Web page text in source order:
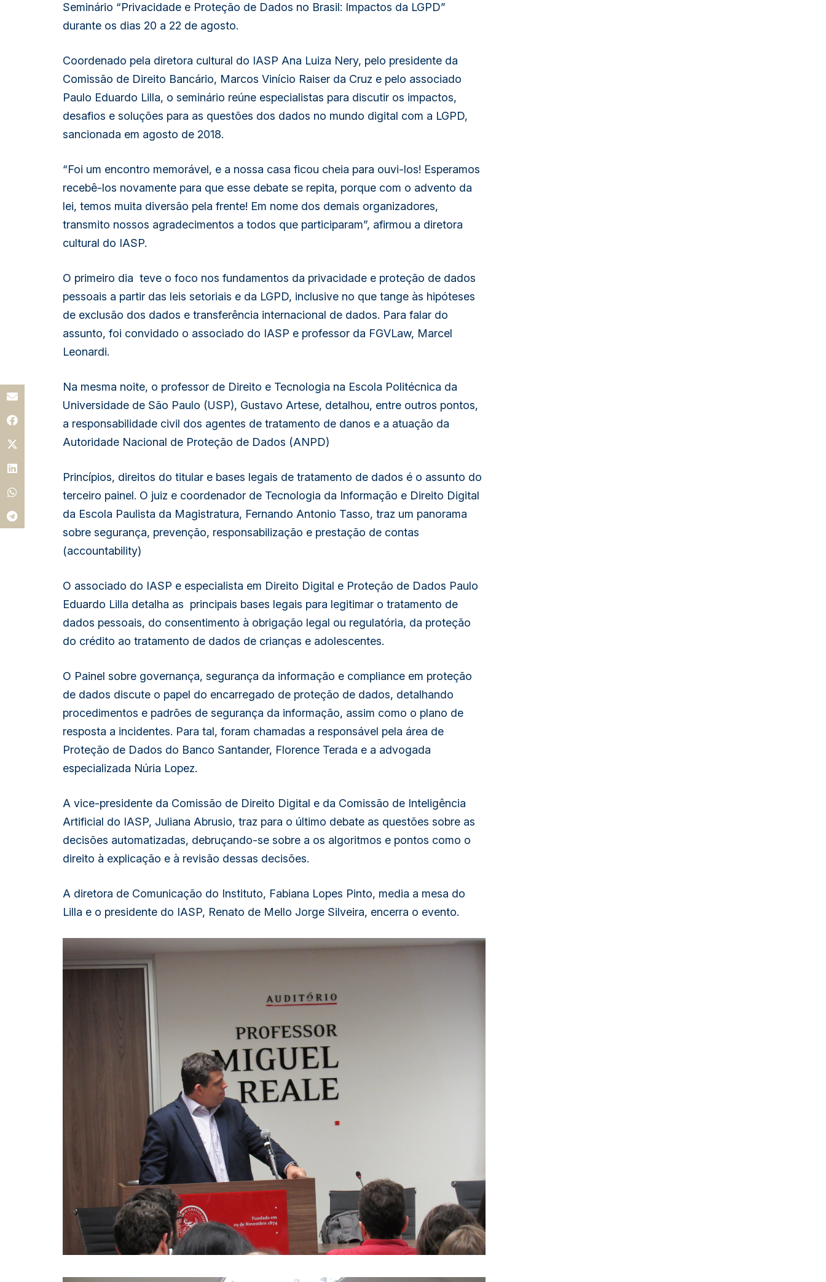
Seminário “Privacidade e Proteção de Dados no Brasil: Impactos da LGPD”
durante os dias 20 a 22 de agosto.
Coordenado pela diretora cultural do IASP Ana Luiza Nery, pelo presidente da
Comissão de Direito Bancário, Marcos Vinício Raiser da Cruz e pelo associado
Paulo Eduardo Lilla, o seminário reúne especialistas para discutir os impactos,
desafios e soluções para as questões dos dados no mundo digital com a LGPD,
sancionada em agosto de 2018.
“Foi um encontro memorável, e a nossa casa ficou cheia para ouvi-los! Esperamos
recebê-los novamente para que esse debate se repita, porque com o advento da
lei, temos muita diversão pela frente! Em nome dos demais organizadores,
transmito nossos agradecimentos a todos que participaram”, afirmou a diretora
cultural do IASP.
O primeiro dia  teve o foco nos fundamentos da privacidade e proteção de dados
pessoais a partir das leis setoriais e da LGPD, inclusive no que tange às hipóteses
de exclusão dos dados e transferência internacional de dados. Para falar do
assunto, foi convidado o associado do IASP e professor da FGVLaw, Marcel
Leonardi.
Na mesma noite, o professor de Direito e Tecnologia na Escola Politécnica da
Universidade de São Paulo (USP), Gustavo Artese, detalhou, entre outros pontos,
a responsabilidade civil dos agentes de tratamento de danos e a atuação da
Autoridade Nacional de Proteção de Dados (ANPD)
Princípios, direitos do titular e bases legais de tratamento de dados é o assunto do
terceiro painel. O juiz e coordenador de Tecnologia da Informação e Direito Digital
da Escola Paulista da Magistratura, Fernando Antonio Tasso, traz um panorama
sobre segurança, prevenção, responsabilização e prestação de contas
(accountability)
O associado do IASP e especialista em Direito Digital e Proteção de Dados Paulo
Eduardo Lilla detalha as  principais bases legais para legitimar o tratamento de
dados pessoais, do consentimento à obrigação legal ou regulatória, da proteção
do crédito ao tratamento de dados de crianças e adolescentes.
O Painel sobre governança, segurança da informação e compliance em proteção
de dados discute o papel do encarregado de proteção de dados, detalhando
procedimentos e padrões de segurança da informação, assim como o plano de
resposta a incidentes. Para tal, foram chamadas a responsável pela área de
Proteção de Dados do Banco Santander, Florence Terada e a advogada
especializada Núria Lopez.
A vice-presidente da Comissão de Direito Digital e da Comissão de Inteligência
Artificial do IASP, Juliana Abrusio, traz para o último debate as questões sobre as
decisões automatizadas, debruçando-se sobre a os algoritmos e pontos como o
direito à explicação e à revisão dessas decisões.
A diretora de Comunicação do Instituto, Fabiana Lopes Pinto, media a mesa do
Lilla e o presidente do IASP, Renato de Mello Jorge Silveira, encerra o evento.